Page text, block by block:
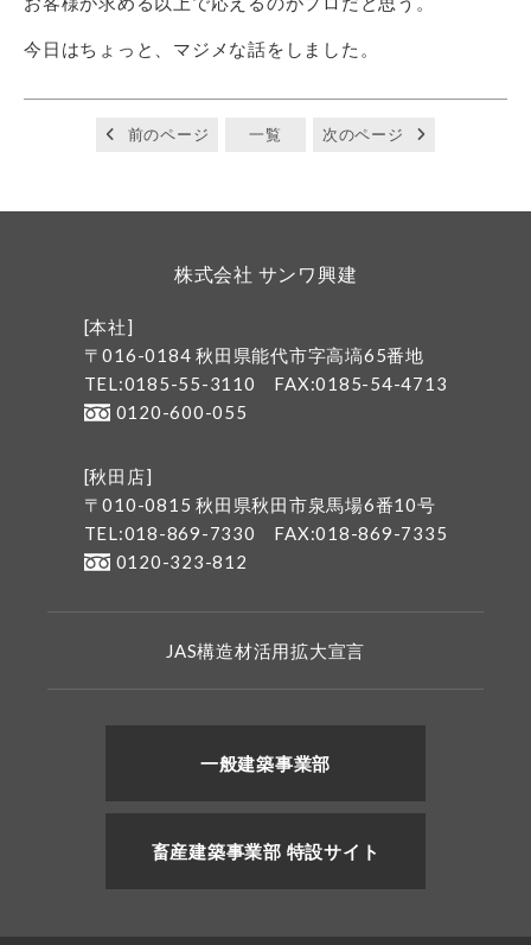
今日はちょっと、マジメな話をしました。
前のページ 一覧 次のページ
株式会社 サンワ興建
[本社]
〒016-0184 秋田県能代市字高塙65番地
TEL:0185-55-3110
FAX:0185-54-4713
0120-600-055
[秋田店]
〒010-0815 秋田県秋田市泉馬場6番10号
TEL:018-869-7330
FAX:018-869-7335
0120-323-812
JAS構造材活用拡大宣言
一般建築事業部
畜産建築事業部 特設サイト